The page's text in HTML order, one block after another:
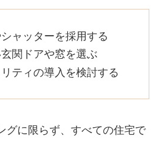
ャッターを採用する
関ドアや窓を選ぶ
ティの導入を検討する
グに限らず、すべての住宅で